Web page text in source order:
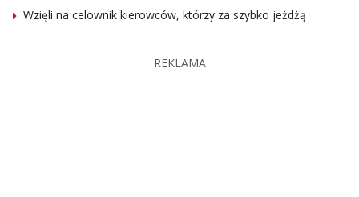
Wzięli na celownik kierowców, którzy za szybko jeżdżą
REKLAMA